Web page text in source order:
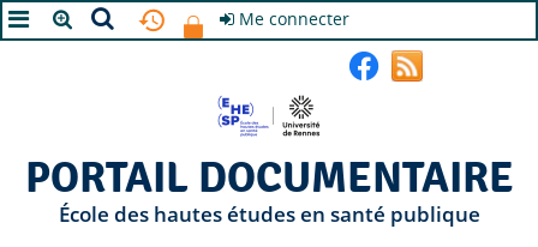
Me connecter
PORTAIL DOCUMENTAIRE
École des hautes études en santé publique